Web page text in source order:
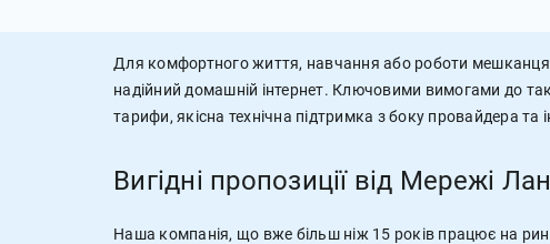
Для комфортного життя, навчання або роботи
надійний домашній інтернет. Ключовими вимогами до
тарифи, якісна технічна підтримка з боку провайдера
Вигідні пропозиції від Мережі
Наша компанія, що вже більш ніж 15 років працює на